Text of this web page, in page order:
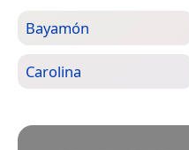
Bayamón
Carolina